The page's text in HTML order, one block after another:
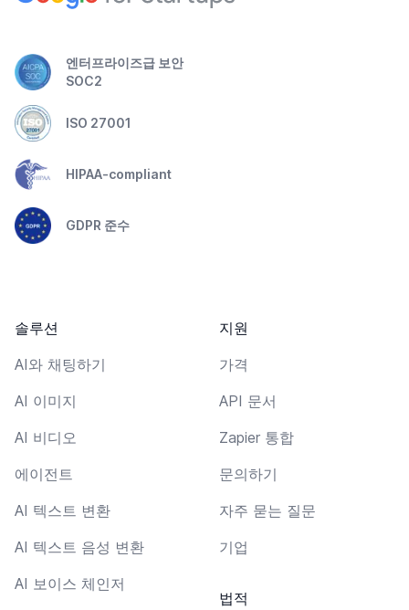
엔터프라이즈급 보안
SOC2
ISO 27001
HIPAA-compliant
GDPR 준수
솔루션
AI와 채팅하기
AI 이미지
AI 비디오
에이전트
AI 텍스트 변환
AI 텍스트 음성 변환
AI 보이스 체인저
지원
가격
API 문서
Zapier 통합
문의하기
자주 묻는 질문
기업
법적